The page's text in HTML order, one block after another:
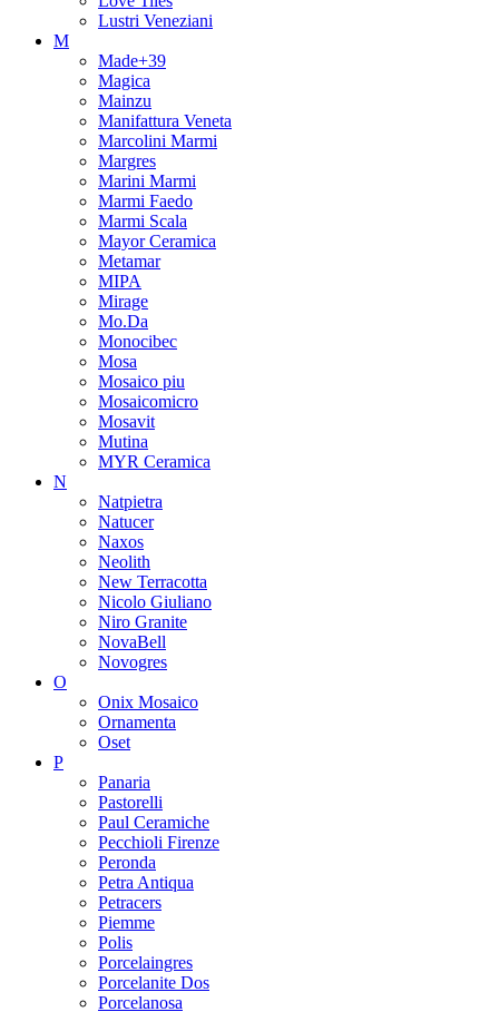
Lustri Veneziani
M
Made+39
Magica
Mainzu
Manifattura Veneta
Marcolini Marmi
Margres
Marini Marmi
Marmi Faedo
Marmi Scala
Mayor Ceramica
Metamar
MIPA
Mirage
Mo.Da
Monocibec
Mosa
Mosaico piu
Mosaicomicro
Mosavit
Mutina
MYR Ceramica
N
Natpietra
Natucer
Naxos
Neolith
New Terracotta
Nicolo Giuliano
Niro Granite
NovaBell
Novogres
O
Onix Mosaico
Ornamenta
Oset
P
Panaria
Pastorelli
Paul Ceramiche
Pecchioli Firenze
Peronda
Petra Antiqua
Petracers
Piemme
Polis
Porcelaingres
Porcelanite Dos
Porcelanosa